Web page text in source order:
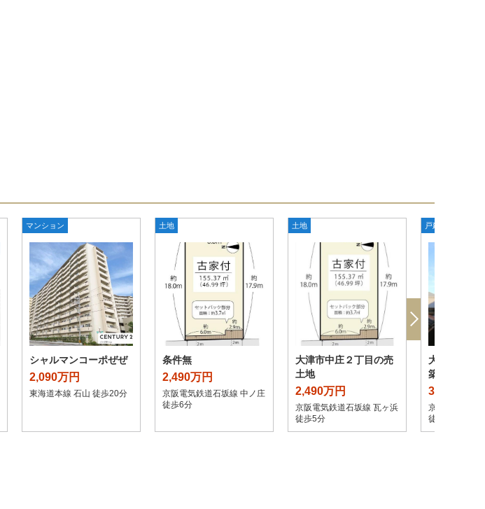
マンション
シャルマンコーポぜぜ
2,090万円
東海道本線 石山 徒歩20分
土地
条件無
2,490万円
京阪電気鉄道石坂線 中ノ庄
徒歩6分
土地
大津市中庄２丁目の売
土地
2,490万円
京阪電気鉄道石坂線 瓦ヶ浜
徒歩5分
戸建て
大津市中庄
築一戸建
3,480万円
京阪電気鉄道
徒歩1分